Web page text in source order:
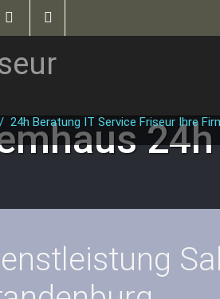
/ 24h Beratung IT Service Friseur Ihre